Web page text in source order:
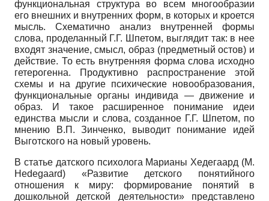
функциональная структура во всем многообразии
его внешних и внутренних форм, в которых и кроется
мысль. Схематично анализ внутренней формы
слова, проделанный Г.Г. Шпетом, выглядит так: в нее
входят значение, смысл, образ (предметный остов) и
действие. То есть внутренняя форма слова исходно
гетерогенна. Продуктивно распространение этой
схемы и на другие психические новообразования,
функциональные органы индивида — движение и
образ. И такое расширенное понимание идеи
единства мысли и слова, созданное Г.Г. Шпетом, по
мнению В.П. Зинченко, выводит понимание идей
Выготского на новый уровень.
В статье датского психолога Марианы Хедегаард (M.
Hedegaard) «Развитие детского понятийного
отношения к миру: формирование понятий в
дошкольной детской деятельности» представлено